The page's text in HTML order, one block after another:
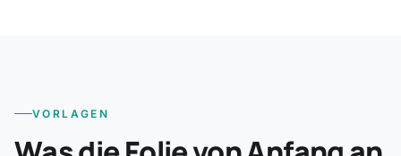
VORLAGEN